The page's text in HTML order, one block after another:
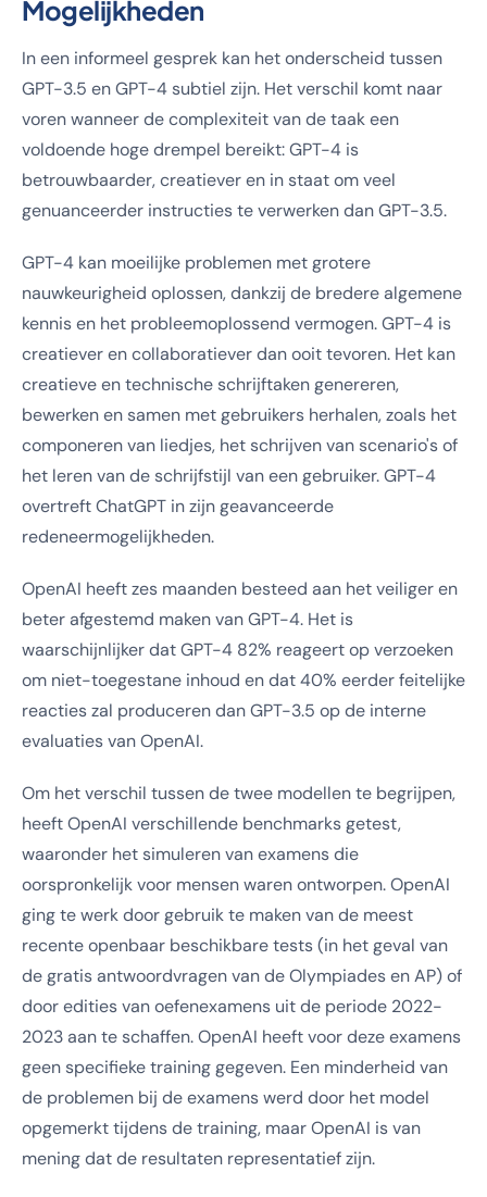
Mogelijkheden
In een informeel gesprek kan het onderscheid tussen
GPT-3.5 en GPT-4 subtiel zijn. Het verschil komt naar
voren wanneer de complexiteit van de taak een
voldoende hoge drempel bereikt: GPT-4 is
betrouwbaarder, creatiever en in staat om veel
genuanceerder instructies te verwerken dan GPT-3.5.
GPT-4 kan moeilijke problemen met grotere
nauwkeurigheid oplossen, dankzij de bredere algemene
kennis en het probleemoplossend vermogen. GPT-4 is
creatiever en collaboratiever dan ooit tevoren. Het kan
creatieve en technische schrijftaken genereren,
bewerken en samen met gebruikers herhalen, zoals het
componeren van liedjes, het schrijven van scenario's of
het leren van de schrijfstijl van een gebruiker. GPT-4
overtreft ChatGPT in zijn geavanceerde
redeneermogelijkheden.
OpenAI heeft zes maanden besteed aan het veiliger en
beter afgestemd maken van GPT-4. Het is
waarschijnlijker dat GPT-4 82% reageert op verzoeken
om niet-toegestane inhoud en dat 40% eerder feitelijke
reacties zal produceren dan GPT-3.5 op de interne
evaluaties van OpenAI.
Om het verschil tussen de twee modellen te begrijpen,
heeft OpenAI verschillende benchmarks getest,
waaronder het simuleren van examens die
oorspronkelijk voor mensen waren ontworpen. OpenAI
ging te werk door gebruik te maken van de meest
recente openbaar beschikbare tests (in het geval van
de gratis antwoordvragen van de Olympiades en AP) of
door edities van oefenexamens uit de periode 2022-
2023 aan te schaffen. OpenAI heeft voor deze examens
geen specifieke training gegeven. Een minderheid van
de problemen bij de examens werd door het model
opgemerkt tijdens de training, maar OpenAI is van
mening dat de resultaten representatief zijn.